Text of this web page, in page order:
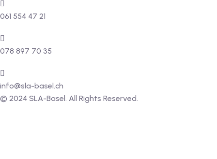
061 554 47 21
078 897 70 35
info@sla-basel.ch
© 2024 SLA-Basel. All Rights Reserved.​